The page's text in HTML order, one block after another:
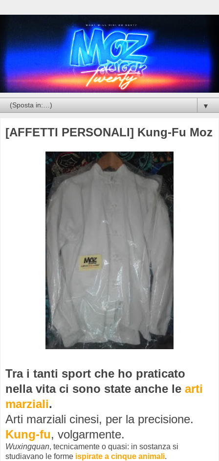
▼
[AFFETTI PERSONALI] Kung-Fu Moz
Tra i tanti sport che ho praticato
nella vita ci sono state anche le arti
marziali.
Arti marziali cinesi, per la precisione.
Kung-fu, volgarmente.
Wuxingquan, tecnicamente o quasi: in sostanza si
studiavano le forme ispirate a cinque animali.